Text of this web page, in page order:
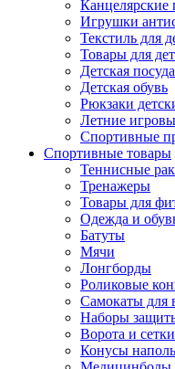
Игрушки
Текстиль для
Товары для
Детская посуда
Детская обувь
Рюкзаки
Летние
Спортивные
Спортивные товары
Теннисные
Тренажеры
Товары для
Одежда и
Батуты
Мячи
Лонгборды
Роликовые
Самокаты для
Наборы
Ворота и сетки
Конусы